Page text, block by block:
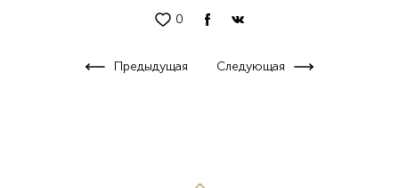
0
Предыдущая Следующая